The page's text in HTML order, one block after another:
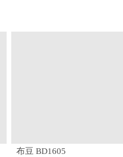
布豆 BD1605